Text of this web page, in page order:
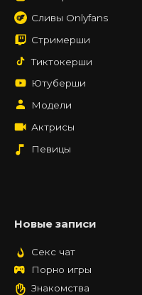
Сливы Onlyfans
Стримерши
Тиктокерши
Ютуберши
Модели
Актрисы
Певицы
Новые записи
Секс чат
Порно игры
Знакомства